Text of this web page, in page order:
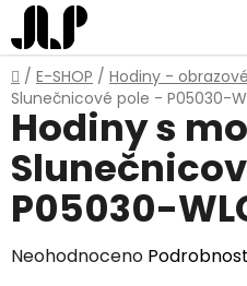
Přejít
na
obsah
Domů
/ E-SHOP / Hodiny -
Slunečnicové pole - P05030-
Hodiny s
P05030-
Průměrné
Neohodnoceno